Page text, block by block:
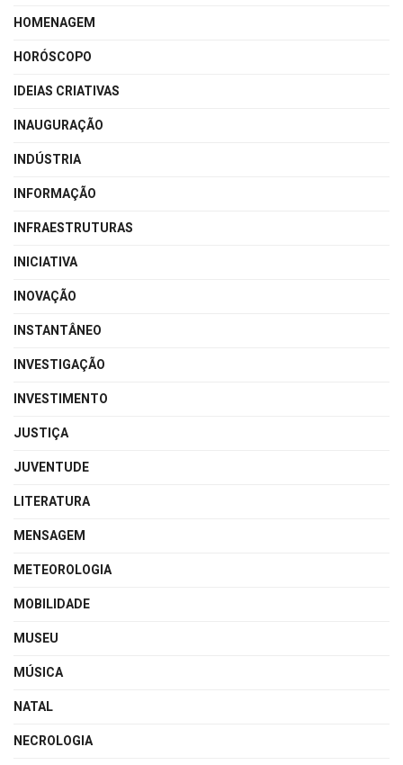
HOMENAGEM
HORÓSCOPO
IDEIAS CRIATIVAS
INAUGURAÇÃO
INDÚSTRIA
INFORMAÇÃO
INFRAESTRUTURAS
INICIATIVA
INOVAÇÃO
INSTANTÂNEO
INVESTIGAÇÃO
INVESTIMENTO
JUSTIÇA
JUVENTUDE
LITERATURA
MENSAGEM
METEOROLOGIA
MOBILIDADE
MUSEU
MÚSICA
NATAL
NECROLOGIA